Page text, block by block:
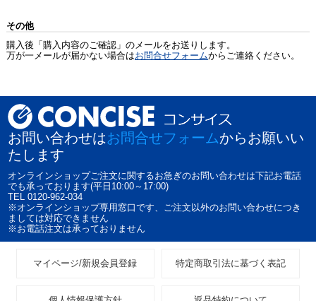
その他
購入後「購入内容のご確認」のメールをお送りします。
万が一メールが届かない場合はお問合せフォームからご連絡ください。
お問い合わせはお問合せフォームからお願いい
たします
オンラインショップご注文に関するお急ぎのお問い合わせは下記お電話
でも承っております(平日10:00～17:00)
TEL 0120-962-034
※オンラインショップ専用窓口です、ご注文以外のお問い合わせにつき
ましては対応できません
※お電話注文は承っておりません
マイページ/新規会員登録 特定商取引法に基づく表記